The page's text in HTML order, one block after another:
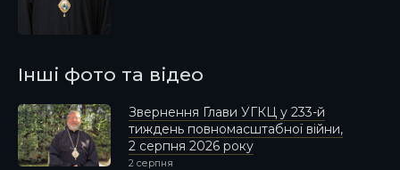
Інші фото та відео
Звернення Глави УГКЦ у 233-й
тиждень повномасштабної війни,
2 серпня 2026 року
2 серпня